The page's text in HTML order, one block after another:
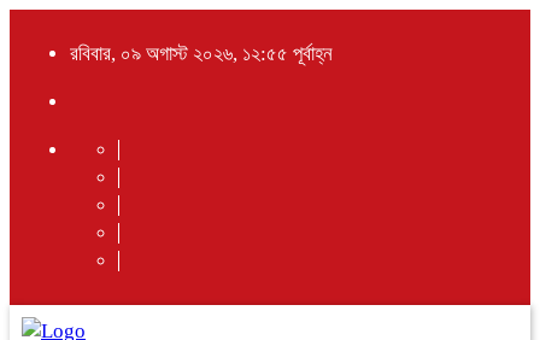
রবিবার, ০৯ অগাস্ট ২০২৬, ১২:৫৫ পূর্বাহ্ন